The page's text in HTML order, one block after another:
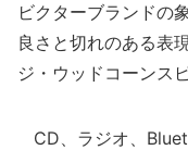
ビクターブランドの
良さと切れのある表
ジ・ウッドコーンス
CD、ラジオ、